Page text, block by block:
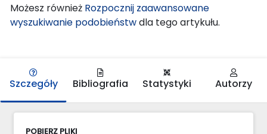
Możesz również Rozpocznij zaawansowane
wyszukiwanie podobieństwdla tego artykułu.
Szczegóły Bibliografia Statystyki Autorzy
POBIERZ PLIKI